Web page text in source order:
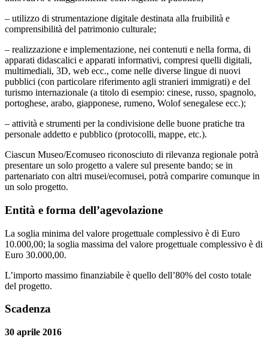
– utilizzo di strumentazione digitale destinata alla fruibilità e
comprensibilità del patrimonio culturale;
– realizzazione e implementazione, nei contenuti e nella forma, di
apparati didascalici e apparati informativi, compresi quelli digitali,
multimediali, 3D, web ecc., come nelle diverse lingue di nuovi
pubblici (con particolare riferimento agli stranieri immigrati) e del
turismo internazionale (a titolo di esempio: cinese, russo, spagnolo,
portoghese, arabo, giapponese, rumeno, Wolof senegalese ecc.);
– attività e strumenti per la condivisione delle buone pratiche tra
personale addetto e pubblico (protocolli, mappe, etc.).
Ciascun Museo/Ecomuseo riconosciuto di rilevanza regionale potrà
presentare un solo progetto a valere sul presente bando; se in
partenariato con altri musei/ecomusei, potrà comparire comunque in
un solo progetto.
Entità e forma dell’agevolazione
La soglia minima del valore progettuale complessivo è di Euro
10.000,00; la soglia massima del valore progettuale complessivo è di
Euro 30.000,00.
L’importo massimo finanziabile è quello dell’80% del costo totale
del progetto.
Scadenza
30 aprile 2016